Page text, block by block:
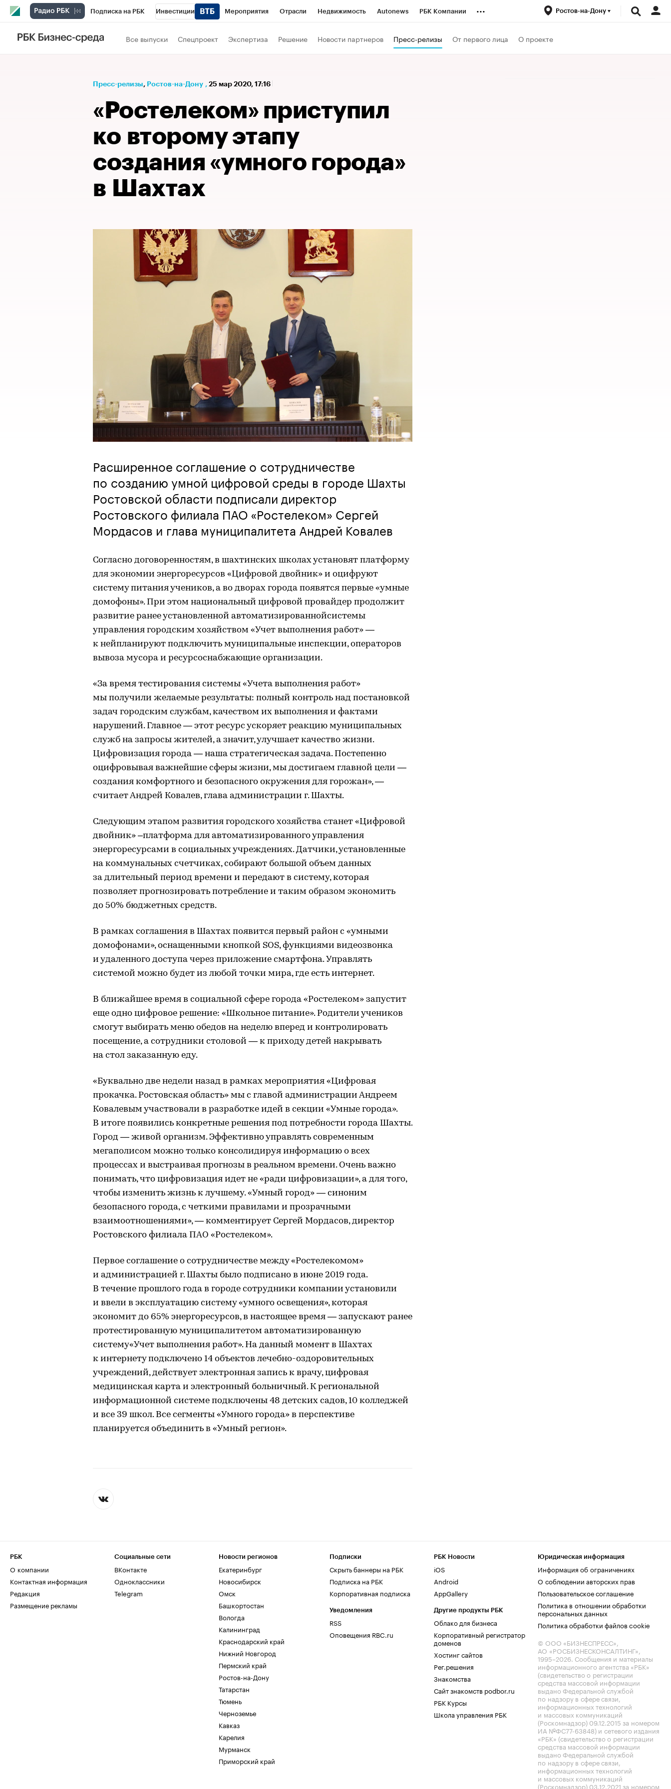
Подписка на РБК Инвестиции Мероприятия Отрасли Недвижимость Autonews РБК Компании
Телеканал
Спецпроекты
... Ростов-на-Дону
Все выпуски Спецпроект Экспертиза Решение Новости партнеров Пресс-релизы От первого лица О проекте
Пресс-релизы⁠, Ростов-на-Дону , 25 мар 2020, 17:16
«Ростелеком» приступил
ко второму этапу
создания «умного города»
в Шахтах
Расширенное соглашение о сотрудничестве
по созданию умной цифровой среды в городе Шахты
Ростовской области подписали директор
Ростовского филиала ПАО «Ростелеком» Сергей
Мордасов и глава муниципалитета Андрей Ковалев
Согласно договоренностям, в шахтинских школах установят платформу
для экономии энергоресурсов «Цифровой двойник» и оцифруют
систему питания учеников, а во дворах города появятся первые «умные
домофоны». При этом национальный цифровой провайдер продолжит
развитие ранее установленной автоматизированнойсистемы
управления городским хозяйством «Учет выполнения работ» —
к нейпланируют подключить муниципальные инспекции, операторов
вывоза мусора и ресурсоснабжающие организации.
«За время тестирования системы «Учета выполнения работ»
мы получили желаемые результаты: полный контроль над постановкой
задач городским службам, качеством их выполнения и фактами
нарушений. Главное — этот ресурс ускоряет реакцию муниципальных
служб на запросы жителей, а значит, улучшает качество жизни.
Цифровизация города — наша стратегическая задача. Постепенно
оцифровывая важнейшие сферы жизни, мы достигаем главной цели —
создания комфортного и безопасного окружения для горожан», —
считает Андрей Ковалев, глава администрации г. Шахты.
Следующим этапом развития городского хозяйства станет «Цифровой
двойник» –платформа для автоматизированного управления
энергоресурсами в социальных учреждениях. Датчики, установленные
на коммунальных счетчиках, собирают большой объем данных
за длительный период времени и передают в систему, которая
позволяет прогнозировать потребление и таким образом экономить
до 50% бюджетных средств.
В рамках соглашения в Шахтах появится первый район с «умными
домофонами», оснащенными кнопкой SOS, функциями видеозвонка
и удаленного доступа через приложение смартфона. Управлять
системой можно будет из любой точки мира, где есть интернет.
В ближайшее время в социальной сфере города «Ростелеком» запустит
еще одно цифровое решение: «Школьное питание». Родители учеников
смогут выбирать меню обедов на неделю вперед и контролировать
посещение, а сотрудники столовой — к приходу детей накрывать
на стол заказанную еду.
«Буквально две недели назад в рамках мероприятия «Цифровая
прокачка. Ростовская область» мы с главой администрации Андреем
Ковалевым участвовали в разработке идей в секции «Умные города».
В итоге появились конкретные решения под потребности города Шахты.
Город — живой организм. Эффективно управлять современным
мегаполисом можно только консолидируя информацию о всех
процессах и выстраивая прогнозы в реальном времени. Очень важно
понимать, что цифровизация идет не «ради цифровизации», а для того,
чтобы изменить жизнь к лучшему. «Умный город» — синоним
безопасного города, с четкими правилами и прозрачными
взаимоотношениями», — комментирует Сергей Мордасов, директор
Ростовского филиала ПАО «Ростелеком».
Первое соглашение о сотрудничестве между «Ростелекомом»
и администрацией г. Шахты было подписано в июне 2019 года.
В течение прошлого года в городе сотрудники компании установили
и ввели в эксплуатацию систему «умного освещения», которая
экономит до 65% энергоресурсов, в настоящее время — запускают ранее
протестированную муниципалитетом автоматизированную
систему«Учет выполнения работ». На данный момент в Шахтах
к интернету подключено 14 объектов лечебно-оздоровительных
учреждений, действует электронная запись к врачу, цифровая
медицинская карта и электронный больничный. К региональной
информационной системе подключены 48 детских садов, 10 колледжей
и все 39 школ. Все сегменты «Умного города» в перспективе
планируется объединить в «Умный регион».
РБК
О компании
Контактная информация
Редакция
Размещение рекламы
Социальные сети
ВКонтакте
Одноклассники
Telegram
Новости регионов
Екатеринбург
Новосибирск
Омск
Башкортостан
Вологда
Калининград
Краснодарский край
Нижний Новгород
Пермский край
Ростов-на-Дону
Татарстан
Тюмень
Черноземье
Кавказ
Карелия
Мурманск
Приморский край
Подписки
Скрыть баннеры на РБК
Подписка на РБК
Корпоративная подписка
Уведомления
RSS
Оповещения RBC.ru
РБК Новости
iOS
Android
AppGallery
Другие продукты РБК
Облако для бизнеса
Корпоративный регистратор
доменов
Хостинг сайтов
Рег.решения
Знакомства
Сайт знакомств podbor.ru
РБК Курсы
Школа управления РБК
Юридическая информация
Информация об ограничениях
О соблюдении авторских прав
Пользовательское соглашение
Политика в отношении обработки
персональных данных
Политика обработки файлов cookie
© ООО «БИЗНЕСПРЕСС»,
АО «РОСБИЗНЕСКОНСАЛТИНГ»,
1995–2026. Сообщения и материалы
информационного агентства «РБК»
(свидетельство о регистрации
средства массовой информации
выдано Федеральной службой
по надзору в сфере связи,
информационных технологий
и массовых коммуникаций
(Роскомнадзор) 09.12.2015 за номером
ИА №ФС77-63848) и сетевого издания
«РБК» (свидетельство о регистрации
средства массовой информации
выдано Федеральной службой
по надзору в сфере связи,
информационных технологий
и массовых коммуникаций
(Роскомнадзор) 03.12.2021 за номером